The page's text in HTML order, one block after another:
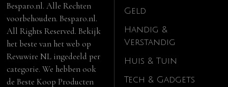
Besparo.nl. Alle Rechten
voorbehouden. Besparo.nl.
All Rights Reserved. Bekijk
het beste van het web op
Revuwire NL ingedeeld per
categorie. We hebben ook
deBeste Koop Producten
Geld
Handig &
Verstandig
Huis & Tuin
Tech & Gadgets